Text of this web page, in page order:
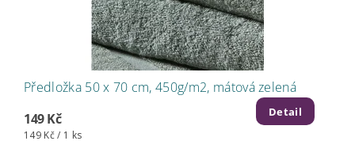
Předložka 50 x 70 cm, 450g/m2, mátová zelená
149 Kč
149 Kč / 1 ks
Detail